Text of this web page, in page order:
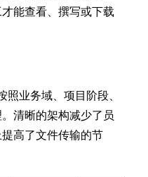
能查看、撰写或下载
业务域、项目阶段、
清晰的架构减少了员
高了文件传输的节